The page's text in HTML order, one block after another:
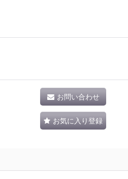
お問い合わせ
お気に入り登録